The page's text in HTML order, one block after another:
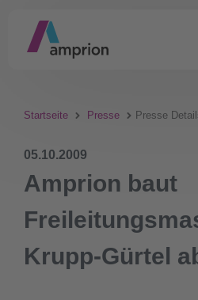
Startseite Presse Presse
05.10.2009
Amprion baut
Krupp-Gürtel